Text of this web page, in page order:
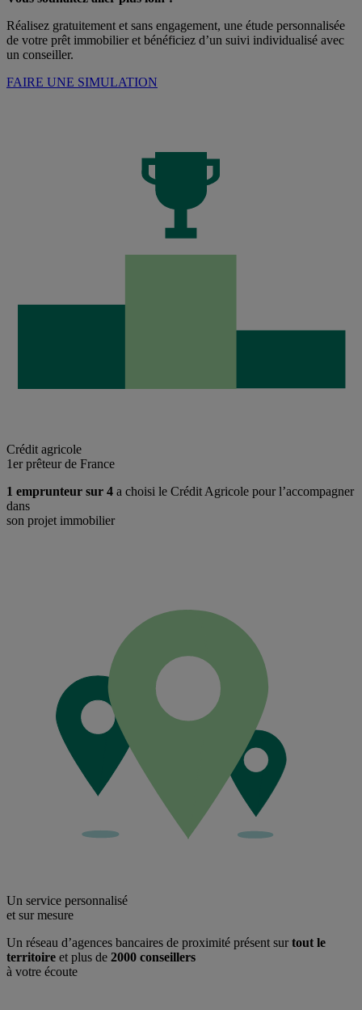
Réalisez gratuitement et sans engagement, une étude personnalisée
de votre prêt immobilier et bénéficiez d’un suivi individualisé avec
un conseiller.
FAIRE UNE SIMULATION
Crédit agricole
1er prêteur de France
1 emprunteur sur 4 a choisi le Crédit Agricole pour l’accompagner
dans
son projet immobilier
Un service personnalisé
et sur mesure
Un réseau d’agences bancaires de proximité présent surtout le
territoire et plus de 2000 conseillers
à votre écoute